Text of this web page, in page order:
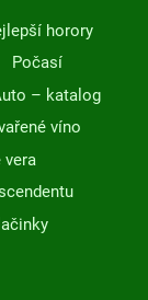
horory
Počasí
– katalog
víno
vera